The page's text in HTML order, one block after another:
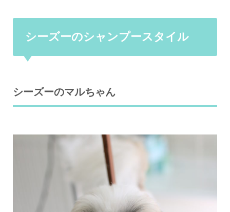
シーズーのシャンプースタイル
シーズーのマルちゃん